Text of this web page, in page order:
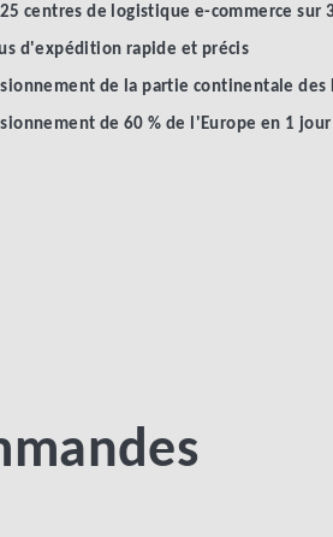
centres de logistique e-commerce sur
d'expédition rapide et précis
de la partie continentale des
de 60 % de l'Europe en 1 jour